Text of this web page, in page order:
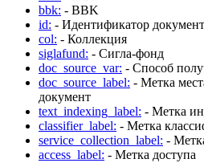
bbk: - BBK
id: - Идентификатор
col: - Коллекция
siglafund: - Сигла-фонд
doc_source_var: - Способ
doc_source_label: - Метка
документ
text_indexing_label: - Метка
classifier_label: - Метка
service_collection_label: -
access_label: - Метка доступа